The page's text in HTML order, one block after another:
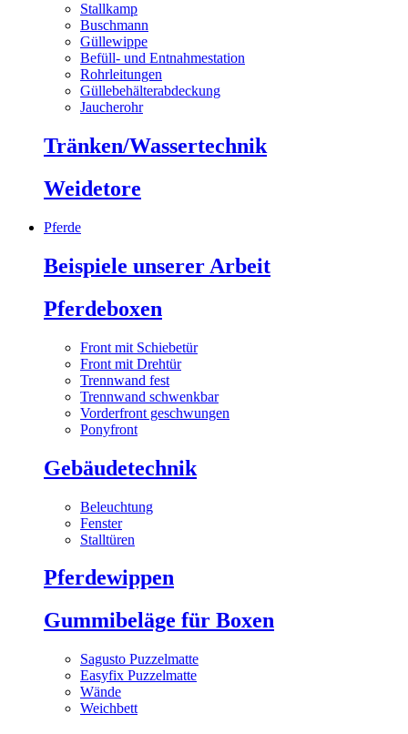
Stallkamp
Buschmann
Güllewippe
Befüll- und Entnahmestation
Rohrleitungen
Güllebehälterabdeckung
Jaucherohr
Tränken/Wassertechnik
Weidetore
Pferde
Beispiele unserer Arbeit
Pferdeboxen
Front mit Schiebetür
Front mit Drehtür
Trennwand fest
Trennwand schwenkbar
Vorderfront geschwungen
Ponyfront
Gebäudetechnik
Beleuchtung
Fenster
Stalltüren
Pferdewippen
Gummibeläge für Boxen
Sagusto Puzzelmatte
Easyfix Puzzelmatte
Wände
Weichbett